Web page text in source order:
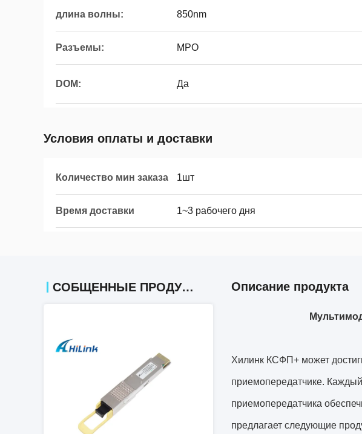
длина волны: 850nm
Разъемы: MPO
DOM: Да
Условия оплаты и доставки
Количество мин заказа 1шт
Время доставки 1~3 рабочего дня
СОБЩЕННЫЕ ПРОДУКТЫ Описание продукта
Хилинк КСФП+ может
приемопередатчике.
приемопередатчика
предлагает следующие